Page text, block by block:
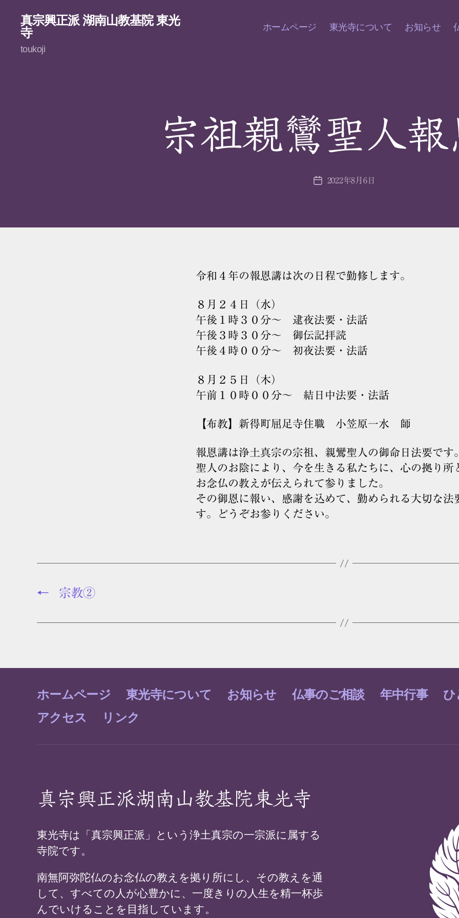
真宗興正派 湖南山教基院 東光
寺
toukoji
ホームページ 東光寺について お知らせ
宗祖親鸞聖人報
投
2022年8月6日
令和４年の報恩講は次の日程で勤修します。
８月２４日（水）
午後１時３０分～ 逮夜法要・法話
午後３時３０分～ 御伝記拝読
午後４時００分～ 初夜法要・法話
８月２５日（木）
午前１０時００分～ 結日中法要・法話
【布教】新得町屈足寺住職 小笠原一水 師
報恩講は浄土真宗の宗祖、親鸞聖人の御命日法要です
聖人のお陰により、今を生きる私たちに、心の拠り所
お念仏の教えが伝えられて参りました。
その御恩に報い、感謝を込めて、勤められる大切な法
す。どうぞお参りください。
← 宗教②
ホームページ 東光寺について お知らせ 仏事のご相談 年中行事
ひ
アクセス
リンク
真宗興正派湖南山教基院東光寺
東光寺は「真宗興正派」という浄土真宗の一宗派に属する
寺院です。
南無阿弥陀仏のお念仏の教えを拠り所にし、その教えを通
して、すべての人が心豊かに、一度きりの人生を精一杯歩
んでいけることを目指しています。